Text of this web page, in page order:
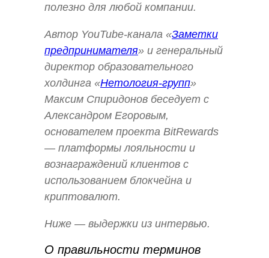
полезно для любой компании.
Автор YouTube-канала «Заметки
предпринимателя» и генеральный
директор образовательного
холдинга «Нетология-групп»
Максим Спиридонов беседует с
Александром Егоровым,
основателем проекта BitRewards
— платформы лояльности и
вознаграждений клиентов с
использованием блокчейна и
криптовалют.
Ниже — выдержки из интервью.
О правильности терминов